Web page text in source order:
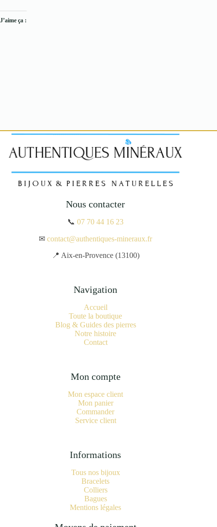
J’aime ça :
Nous contacter
📞07 70 44 16 23
✉contact@authentiques-mineraux.fr
📍 Aix-en-Provence (13100)
Navigation
Accueil
Toute la boutique
Blog & Guides des pierres
Notre histoire
Contact
Mon compte
Mon espace client
Mon panier
Commander
Service client
Informations
Tous nos bijoux
Bracelets
Colliers
Bagues
Mentions légales